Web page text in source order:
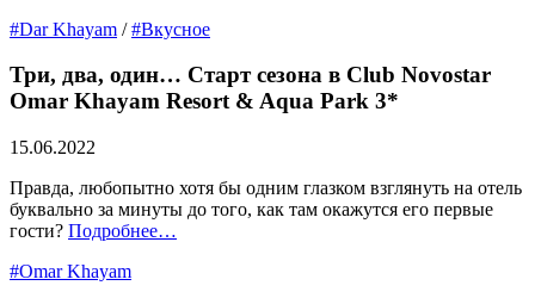
#Dar Khayam /#Вкусное
Три, два, один… Старт сезона в Club Novostar
Omar Khayam Resort & Aqua Park 3*
15.06.2022
Правда, любопытно хотя бы одним глазком взглянуть на отель
буквально за минуты до того, как там окажутся его первые
гости? Подробнее…
#Omar Khayam